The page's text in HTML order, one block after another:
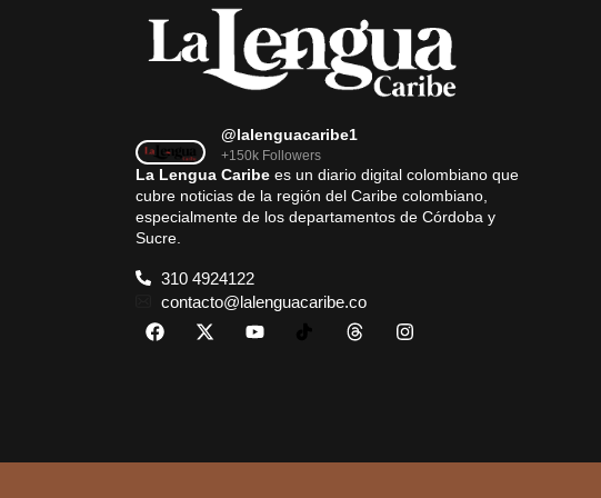
@lalenguacaribe1
+150k Followers
La Lengua Caribe es un diario digital colombiano que
cubre noticias de la región del Caribe colombiano,
especialmente de los departamentos de Córdoba y
Sucre.
310 4924122
contacto@lalenguacaribe.co